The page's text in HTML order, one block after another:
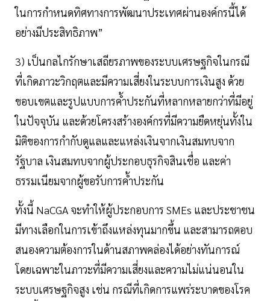
ในการกำหนดทิศทางการพัฒนาประเทศผ่านองค์กรนี้ได้
อย่างมีประสิทธิภาพ”
3) เป็นกลไกรักษาเสถียรภาพของระบบเศรษฐกิจในกรณี
ที่เกิดภาวะวิกฤตและมีความเสี่ยงในระบบการเงินสูง ด้วย
ขอบเขตและรูปแบบการค้ำประกันที่หลากหลายกว่าที่มีอยู่
ในปัจจุบัน และด้วยโครงสร้างองค์กรที่มีความยืดหยุ่นทั้งใน
มิติของการกำกับดูแลและแหล่งเงินจากเงินสมทบจาก
รัฐบาล เงินสมทบจากผู้ประกอบธุรกิจสินเชื่อ และค่า
ธรรมเนียมจากผู้ขอรับการค้ำประกัน
ทั้งนี้ NaCGA จะทำให้ผู้ประกอบการ SMEs และประชาชน
มีทางเลือกในการเข้าถึงแหล่งทุนมากขึ้น และสามารถตอบ
สนองความต้องการในด้านสภาพคล่องได้อย่างทันการณ์
โดยเฉพาะในภาวะที่มีความเสี่ยงและความไม่แน่นอนใน
ระบบเศรษฐกิจสูง เช่น กรณีที่เกิดการแพร่ระบาดของโรค